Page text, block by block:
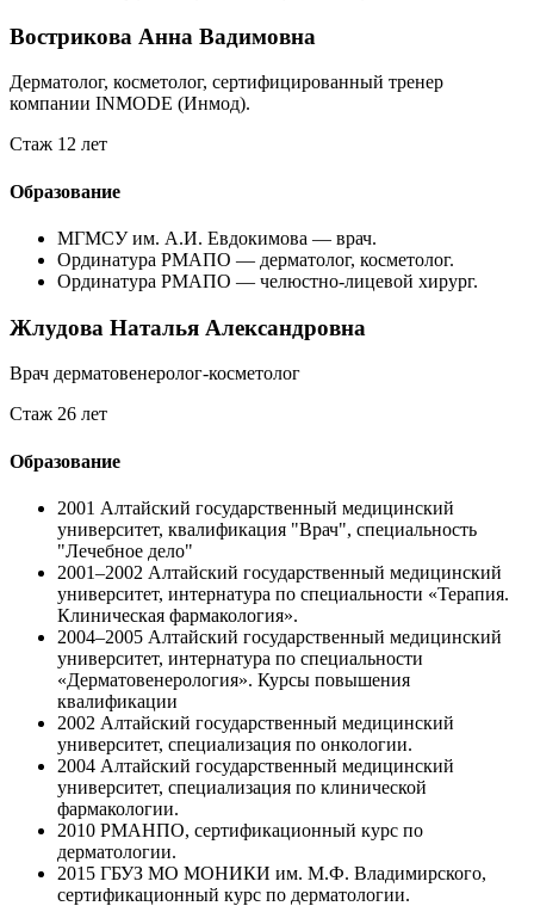
Вострикова Анна Вадимовна
Дерматолог, косметолог, сертифицированный тренер
компании INMODE (Инмод).
Стаж 12 лет
Образование
МГМСУ им. А.И. Евдокимова — врач.
Ординатура РМАПО — дерматолог, косметолог.
Ординатура РМАПО — челюстно-лицевой хирург.
Жлудова Наталья Александровна
Врач дерматовенеролог-косметолог
Стаж 26 лет
Образование
2001 Алтайский государственный медицинский
университет, квалификация "Врач", специальность
"Лечебное дело"
2001–2002 Алтайский государственный медицинский
университет, интернатура по специальности «Терапия.
Клиническая фармакология».
2004–2005 Алтайский государственный медицинский
университет, интернатура по специальности
«Дерматовенерология». Курсы повышения
квалификации
2002 Алтайский государственный медицинский
университет, специализация по онкологии.
2004 Алтайский государственный медицинский
университет, специализация по клинической
фармакологии.
2010 РМАНПО, сертификационный курс по
дерматологии.
2015 ГБУЗ МО МОНИКИ им. М.Ф. Владимирского,
сертификационный курс по дерматологии.